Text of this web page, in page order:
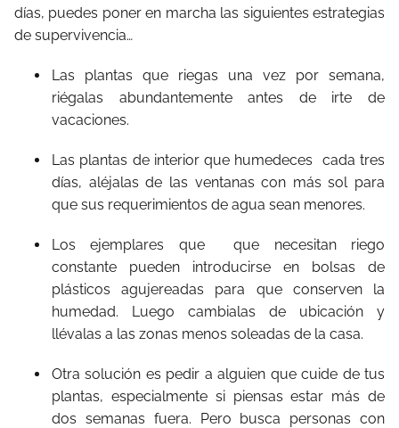
días, puedes poner en marcha las siguientes estrategias
de supervivencia…
Las plantas que riegas una vez por semana,
riégalas abundantemente antes de irte de
vacaciones.
Las plantas de interior que humedeces cada tres
días, aléjalas de las ventanas con más sol para
que sus requerimientos de agua sean menores.
Los ejemplares que que necesitan riego
constante pueden introducirse en bolsas de
plásticos agujereadas para que conserven la
humedad. Luego cambialas de ubicación y
llévalas a las zonas menos soleadas de la casa.
Otra solución es pedir a alguien que cuide de tus
plantas, especialmente si piensas estar más de
dos semanas fuera. Pero busca personas con